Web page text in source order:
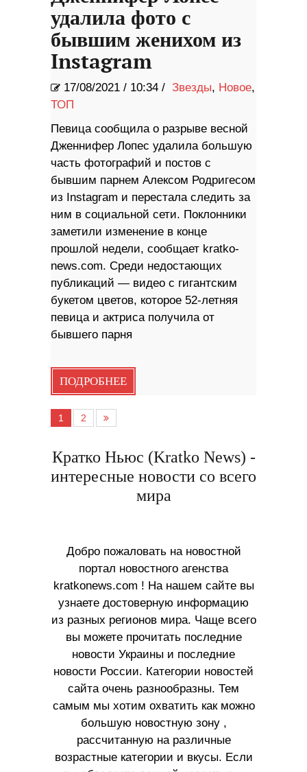
удалила фото с
бывшим женихом из
Instagram
17/08/2021 / 10:34 / Звезды, Новое,
ТОП
Певица сообщила о разрыве весной
Дженнифер Лопес удалила большую
часть фотографий и постов с
бывшим парнем Алексом Родригесом
из Instagram и перестала следить за
ним в социальной сети. Поклонники
заметили изменение в конце
прошлой недели, сообщает kratko-
news.com. Среди недостающих
публикаций — видео с гигантским
букетом цветов, которое 52-летняя
певица и актриса получила от
бывшего парня
ПОДРОБНЕЕ
1 2
Кратко Ньюс (Kratko News) -
интересные новости со всего
мира
Добро пожаловать на новостной
портал новостного агенства
kratkonews.com ! На нашем сайте вы
узнаете достоверную информацию
из разных регионов мира. Чаще всего
вы можете прочитать последние
новости Украины и последние
новости России. Категории новостей
сайта очень разнообразны. Тем
самым мы хотим охватить как можно
большую новостную зону ,
рассчитанную на различные
возрастные категории и вкусы. Если